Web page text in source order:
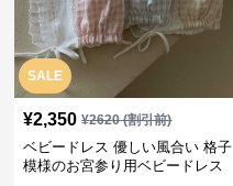
SALE
¥2,350 ¥2620(割引前)
ベビードレス 優しい風合い 格子
模様のお宮参り用ベビードレス